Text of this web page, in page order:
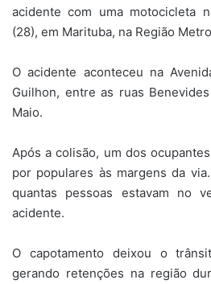
acidente com uma motocicleta
(28), em Marituba, na Região
O acidente aconteceu na
Guilhon, entre as ruas
Maio.
Após a colisão, um dos
por populares às margens da
quantas pessoas estavam no
acidente.
O capotamento deixou o
gerando retenções na região